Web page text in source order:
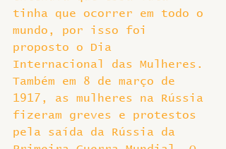
tinha que ocorrer em todo o
mundo, por isso foi
proposto o Dia
Internacional das Mulheres.
Também em 8 de março de
1917, as mulheres na Rússia
fizeram greves e protestos
pela saída da Rússia da